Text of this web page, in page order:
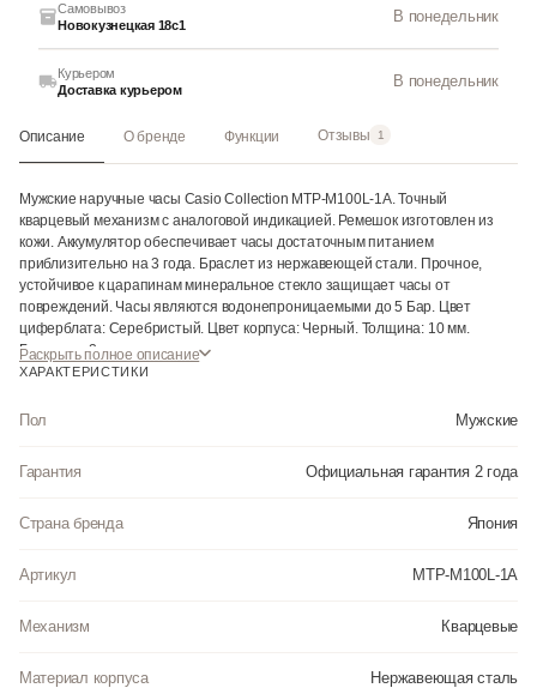
Самовывоз
Новокузнецкая 18с1
В понедельник
Курьером
Доставка курьером
В понедельник
Описание О бренде Функции Отзывы 1
Мужские наручные часы Casio Collection MTP-M100L-1A. Точный
кварцевый механизм с аналоговой индикацией. Ремешок изготовлен из
кожи. Аккумулятор обеспечивает часы достаточным питанием
приблизительно на 3 года. Браслет из нержавеющей стали. Прочное,
устойчивое к царапинам минеральное стекло защищает часы от
повреждений. Часы являются водонепроницаемыми до 5 Бар. Цвет
циферблата: Серебристый. Цвет корпуса: Черный. Толщина: 10 мм.
Гарантия: 2 года.
Раскрыть полное описание
ХАРАКТЕРИСТИКИ
Пол Мужские
Гарантия Официальная гарантия 2 года
Страна бренда Япония
Артикул MTP-M100L-1A
Механизм Кварцевые
Материал корпуса Нержавеющая сталь